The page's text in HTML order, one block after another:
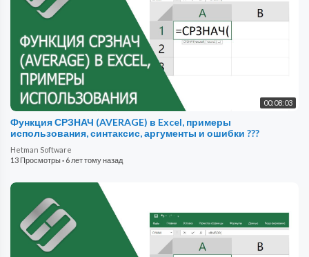
00:08:03
Функция СРЗНАЧ (AVERAGE) в Excel, примеры
использования, синтаксис, аргументы и ошибки ???
Hetman Software
13 Просмотры· 6 лет тому назад